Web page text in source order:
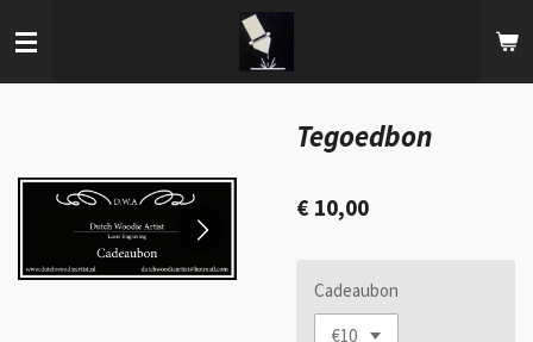
direct
Tegoedbon
€ 10,00
Cadeaubon